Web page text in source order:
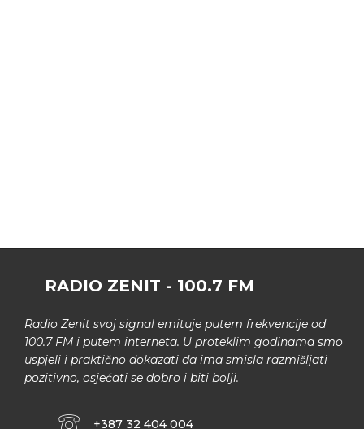
RADIO ZENIT - 100.7 FM
Radio Zenit svoj signal emituje putem frekvencije od
100.7 FM i putem interneta. U proteklim godinama smo
uspjeli i praktično dokazati da ima smisla razmišljati
pozitivno, osjećati se dobro i biti bolji.
+387 32 404 004